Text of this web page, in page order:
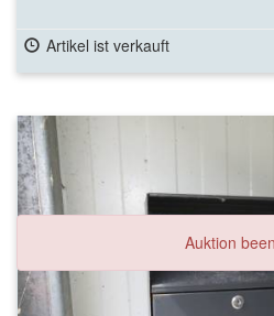
Artikel ist verkauft
Auktion